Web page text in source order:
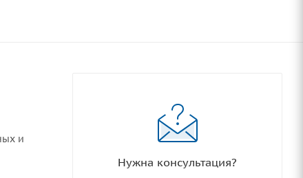
и
Нужна консультация?